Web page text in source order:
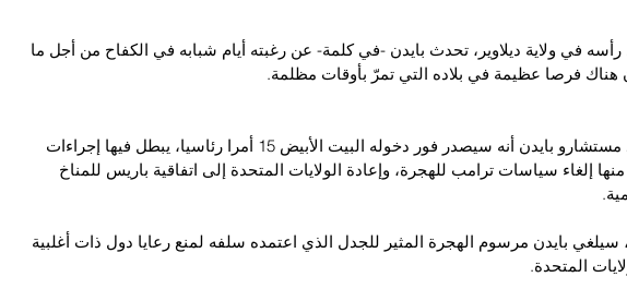
في ولاية ديلاوير، تحدث بايدن -في كلمة- عن رغبته أيام شبابه في الكفاح من أجل ما
هناك فرصا عظيمة في بلاده التي تمرّ بأوقات مظلمة.
وفي وقت سابق، أكد مستشارو بايدن أنه سيصدر فور دخوله البيت الأبيض 15 أمرا رئاسيا، يبطل فيها إجراءات
منها إلغاء سياسات ترامب للهجرة، وإعادة الولايات المتحدة إلى اتفاقية باريس للمناخ
بايدن مرسوم الهجرة المثير للجدل الذي اعتمده سلفه لمنع رعايا دول ذات أغلبية
المتحدة.